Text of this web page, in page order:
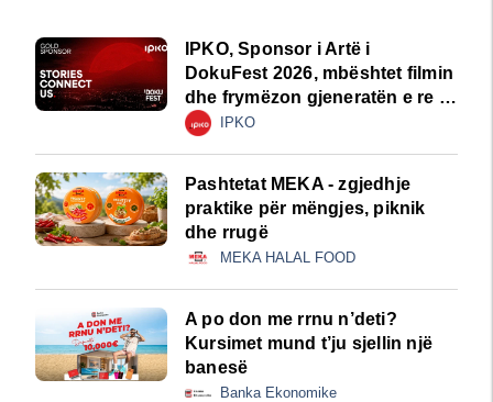
IPKO, Sponsor i Artë i
DokuFest 2026, mbështet filmin
dhe frymëzon gjeneratën e re të
krijuesve
IPKO
Pashtetat MEKA - zgjedhje
praktike për mëngjes, piknik
dhe rrugë
MEKA HALAL FOOD
A po don me rrnu n’deti?
Kursimet mund t’ju sjellin një
banesë
Banka Ekonomike